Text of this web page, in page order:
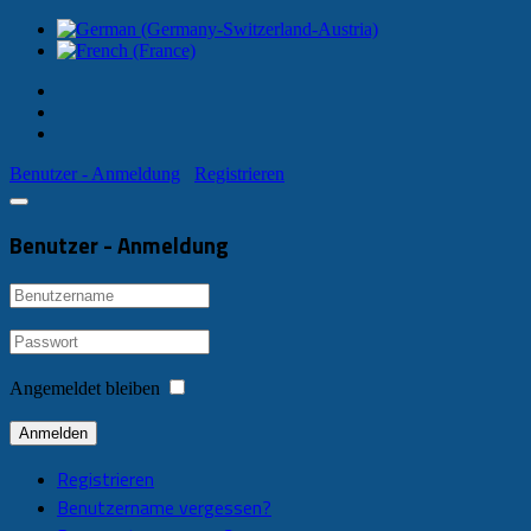
Benutzer - Anmeldung Registrieren
Benutzer - Anmeldung
Angemeldet bleiben
Anmelden
Registrieren
Benutzername vergessen?